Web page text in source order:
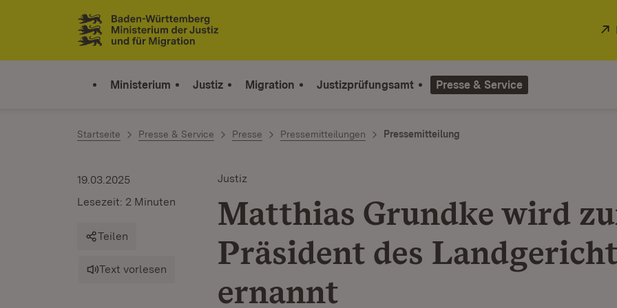
Zum Inhalt springen
Link zur Startseite
Ministerium Justiz Migration Justizprüfungsamt Presse & Service
Startseite Presse & Service Presse Pressemitteilungen Pressemitteilung
Justiz
Matthias Grundke wird
Präsident des
ernannt
19.03.2025
Lesezeit: 2 Minuten
Teilen
Text vorlesen